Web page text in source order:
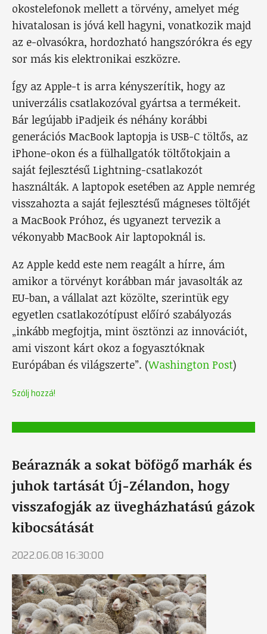
okostelefonok mellett a törvény, amelyet még
hivatalosan is jóvá kell hagyni, vonatkozik majd
az e-olvasókra, hordozható hangszórókra és egy
sor más kis elektronikai eszközre.
Így az Apple-t is arra kényszerítik, hogy az
univerzális csatlakozóval gyártsa a termékeit.
Bár legújabb iPadjeik és néhány korábbi
generációs MacBook laptopja is USB-C töltős, az
iPhone-okon és a fülhallgatók töltőtokjain a
saját fejlesztésű Lightning-csatlakozót
használták. A laptopok esetében az Apple nemrég
visszahozta a saját fejlesztésű mágneses töltőjét
a MacBook Próhoz, és ugyanezt tervezik a
vékonyabb MacBook Air laptopoknál is.
Az Apple kedd este nem reagált a hírre, ám
amikor a törvényt korábban már javasolták az
EU-ban, a vállalat azt közölte, szerintük egy
egyetlen csatlakozótípust előíró szabályozás
„inkább megfojtja, mint ösztönzi az innovációt,
ami viszont kárt okoz a fogyasztóknak
Európában és világszerte”. (Washington Post)
Szólj hozzá!
Beáraznák a sokat böfögő marhák és
juhok tartását Új-Zélandon, hogy
visszafogják az üvegházhatású gázok
kibocsátását
2022.06.08 16:30:00